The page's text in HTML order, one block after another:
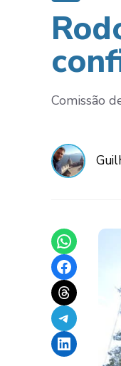
Comissão
Share on
Share on Facebook
Share on Threads
Share on
Share on LinkedIn